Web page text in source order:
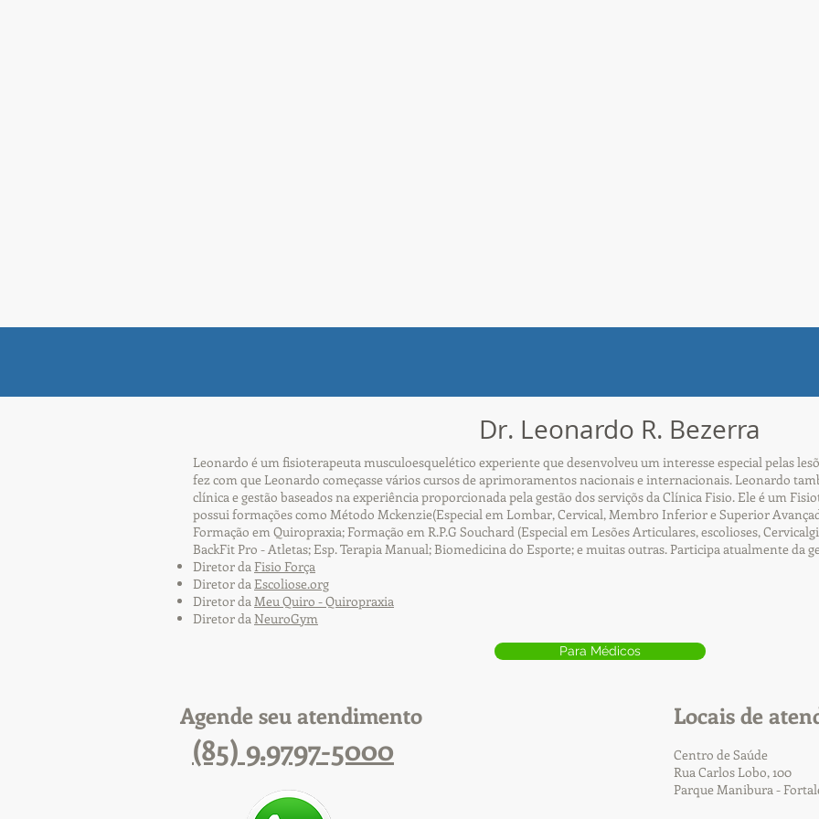
Dr. Leonardo R. Bezerra
Leonardo é um fisioterapeuta musculoesquelético experiente que desenvolveu um interesse especial pelas
fez com que Leonardo começasse vários cursos de aprimoramentos nacionais e internacionais. Leonardo
clínica e gestão baseados na experiência proporcionada pela gestão dos serviçõs da Clínica Fisio. Ele é um
possui formações como Método Mckenzie(Especial em Lombar, Cervical, Membro Inferior e Superior
Formação em Quiropraxia; Formação em R.P.G Souchard (Especial em Lesões Articulares, escolioses,
BackFit Pro - Atletas; Esp. Terapia Manual; Biomedicina do Esporte; e muitas outras. Participa atualmente da
Diretor daFisio Força
Diretor daEscoliose.org
Diretor daMeu Quiro - Quiropraxia
Diretor daNeuroGym
Para Médicos
Agende seu atendimento
(85) 9.9797-5000
Locais de
Centro de Saúde
Rua Carlos Lobo, 100
Parque Manibura -